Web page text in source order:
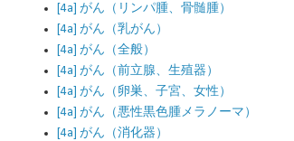
[4a] がん（リンパ腫、骨髄腫）
[4a] がん（乳がん）
[4a] がん（全般）
[4a] がん（前立腺、生殖器）
[4a] がん（卵巣、子宮、女性）
[4a] がん（悪性黒色腫メラノーマ）
[4a] がん（消化器）